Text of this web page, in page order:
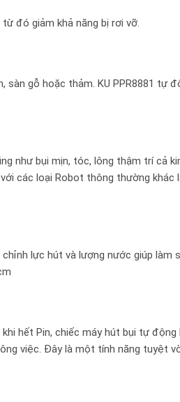
đó giảm khả năng bị rơi vỡ.
sàn gỗ hoặc thảm. KU PPR8881
như bụi mịn, tóc, lông thậm trí cả
các loại Robot thông thường
lực hút và lượng nước giúp làm
hết Pin, chiếc máy hút bụi tự
việc. Đây là một tính năng tuyệt